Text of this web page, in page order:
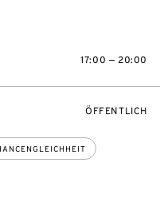
17:00 — 20:00
ÖFFENTLICH